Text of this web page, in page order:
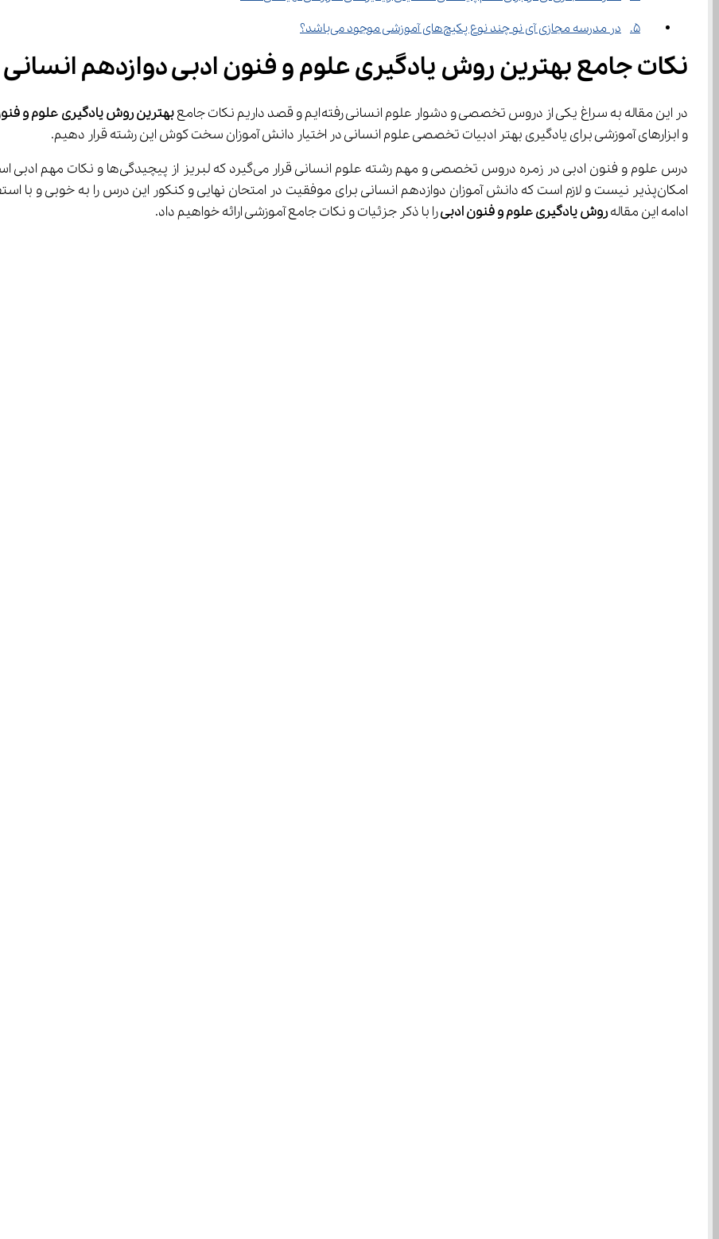
5.	در مدرسه مجازی آی نو چند نوع پکیج‌های آموزشی موجود می‌باشد؟
نکات جامع بهترین روش یادگیری علوم و فنون ادبی دوازدهم انسانی
در این مقاله به سراغ یکی از دروس تخصصی و دشوار علوم انسانی رفته‌ایم و قصد داریم نکات جامع بهترین روش یادگیری علوم و
و ابزارهای آموزشی برای یادگیری بهتر ادبیات تخصصی علوم انسانی در اختیار دانش آموزان سخت کوش این رشته قرار دهیم.
درس علوم و فنون ادبی در زمره دروس تخصصی و
امکان‌پذیر نیست و لازم است که دانش آموزان دوازدهم انسانی برای موفقیت در امتحان نهایی و کنکور این درس را به خوبی و
ادامه این مقاله روش یادگیری علوم و فنون ادبی را با ذکر جزئیات و نکات جامع آموزشی ارائه خواهیم داد.